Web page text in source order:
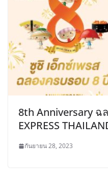
8th Anniversary ฉ
EXPRESS
กันยายน 28, 2023